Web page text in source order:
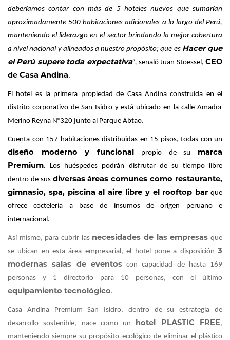
deberíamos contar con más de 5 hoteles nuevos que sumarían
aproximadamente 500 habitaciones adicionales a lo largo del Perú,
manteniendo el liderazgo en el sector brindando la mejor cobertura
a nivel nacional y alineados a nuestro propósito; que es Hacer que
el Perú supere toda expectativa”, señaló Juan Stoessel, CEO
de Casa Andina.
El hotel es la primera propiedad de Casa Andina construida en el
distrito corporativo de San Isidro y está ubicado en la calle Amador
Merino Reyna N°320 junto al Parque Abtao.
Cuenta con 157 habitaciones distribuidas en 15 pisos, todas con un
diseño moderno y funcional propio de su marca
Premium. Los huéspedes podrán disfrutar de su tiempo libre
dentro de sus diversas áreas comunes como restaurante,
gimnasio, spa, piscina al aire libre y el rooftop bar que
ofrece coctelería a base de insumos de origen peruano e
internacional.
Así mismo, para cubrir las necesidades de las empresas que
se ubican en esta área empresarial, el hotel pone a disposición 3
modernas salas de eventoscon capacidad de hasta 169
personas y 1 directorio para 10 personas, con el último
equipamiento tecnológico.
Casa Andina Premium San Isidro, dentro de su estrategia de
desarrollo sostenible, nace como un hotel PLASTIC FREE,
manteniendo siempre su propósito ecológico de eliminar el plástico